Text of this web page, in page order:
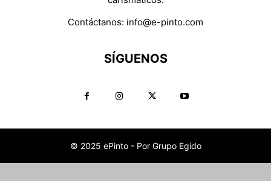
Contáctanos: info@e-pinto.com
SÍGUENOS
© 2025 ePinto - Por Grupo Egido